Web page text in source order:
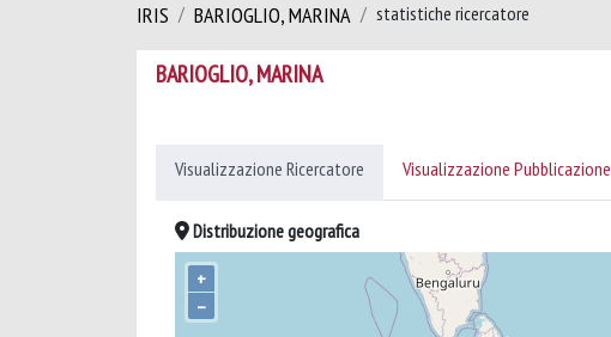
IRIS BARIOGLIO, MARINA statistiche ricercatore
BARIOGLIO, MARINA
Visualizzazione Ricercatore Visualizzazione Pubblicazione
Distribuzione geografica
+
–